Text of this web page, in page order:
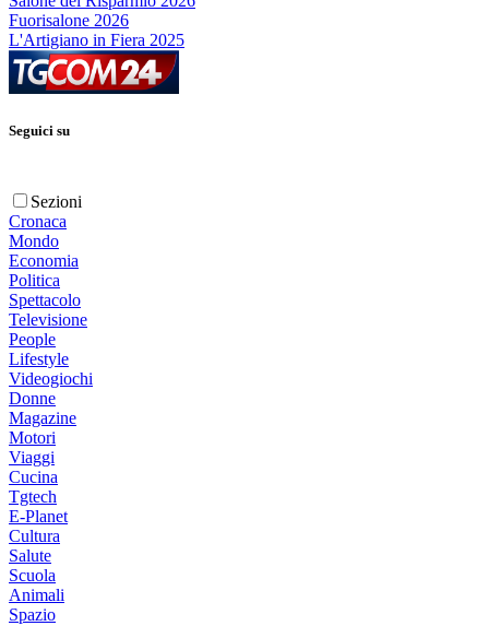
Fuorisalone 2026
L'Artigiano in Fiera 2025
Seguici su
Sezioni
Cronaca
Mondo
Economia
Politica
Spettacolo
Televisione
People
Lifestyle
Videogiochi
Donne
Magazine
Motori
Viaggi
Cucina
Tgtech
E-Planet
Cultura
Salute
Scuola
Animali
Spazio